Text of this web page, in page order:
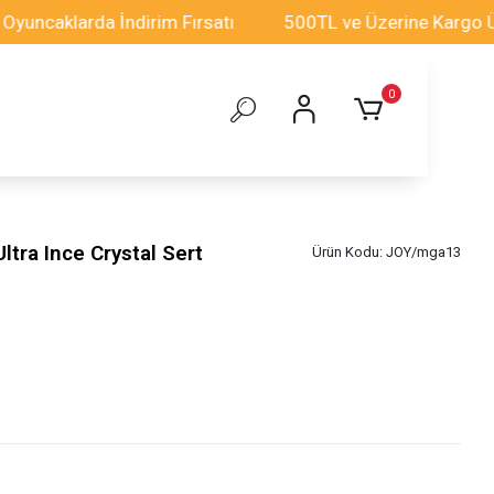
İndirim Fırsatı 500TL ve Üzerine Kargo
0
Ince Crystal Sert Ürün Kodu: JOY/mga13